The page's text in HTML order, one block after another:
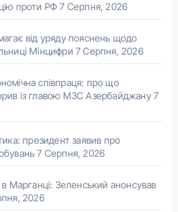
проти РФ 7 Серпня, 2026
від уряду пояснень щодо
Мінцифри 7 Серпня, 2026
співпраця: про що
із главою МЗС Азербайджану 7
президент заявив про
7 Серпня, 2026
в Марганці: Зеленський анонсував
2026